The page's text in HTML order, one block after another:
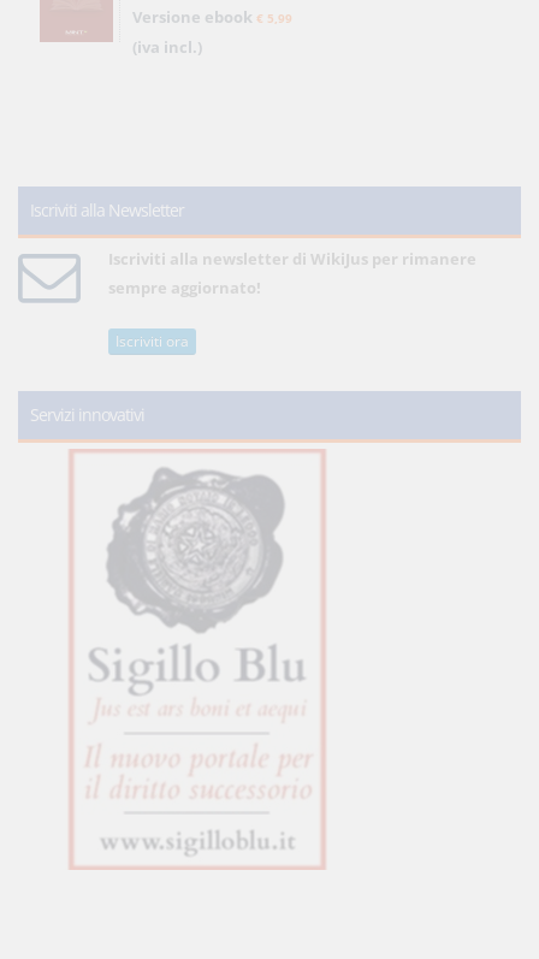
Versione ebook € 5,99
(iva incl.)
Iscriviti alla Newsletter
Iscriviti alla newsletter di WikiJus per rimanere
sempre aggiornato!
Iscriviti ora
Servizi innovativi